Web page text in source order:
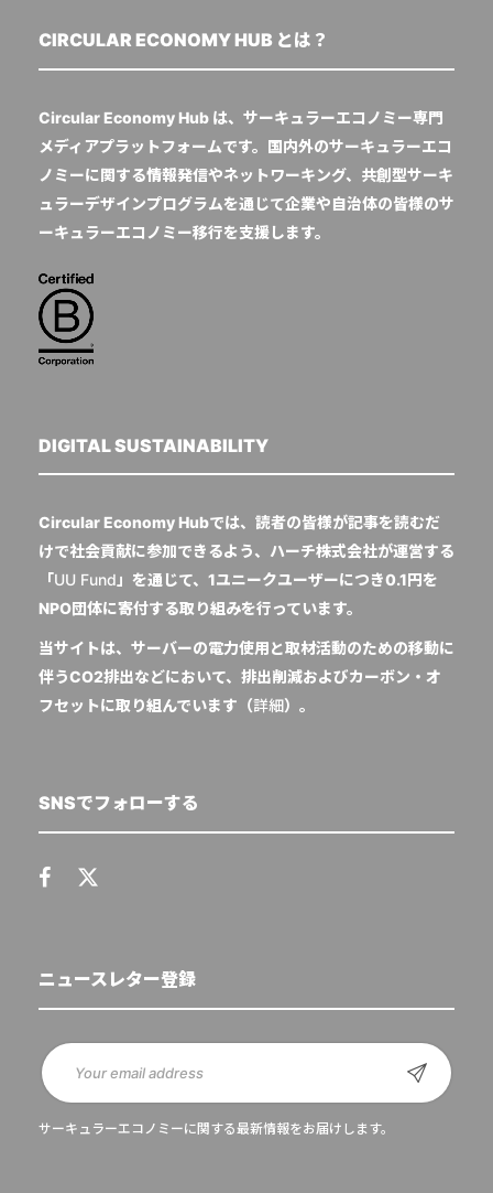
CIRCULAR ECONOMY HUB とは？
Circular Economy Hub は、サーキュラーエコノミー専門
メディアプラットフォームです。国内外のサーキュラーエコ
ノミーに関する情報発信やネットワーキング、共創型サーキ
ュラーデザインプログラムを通じて企業や自治体の皆様のサ
ーキュラーエコノミー移行を支援します。
DIGITAL SUSTAINABILITY
Circular Economy Hubでは、読者の皆様が記事を読むだ
けで社会貢献に参加できるよう、ハーチ株式会社が運営する
「UU Fund 」を通じて、1ユニークユーザーにつき0.1円を
NPO団体に寄付する取り組みを行っています。
当サイトは、サーバーの電力使用と取材活動のための移動に
伴うCO2排出などにおいて、排出削減およびカーボン・オ
フセットに取り組んでいます（詳細）。
SNSでフォローする
ニュースレター登録
サーキュラーエコノミーに関する最新情報をお届けします。